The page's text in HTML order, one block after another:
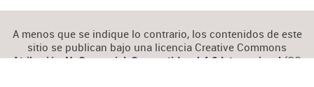
A menos que se indique lo contrario, los contenidos de este
sitio se publican bajo una licencia Creative Commons
Atribución-NoComercial-CompartirIgual 4.0 Internacional(CC